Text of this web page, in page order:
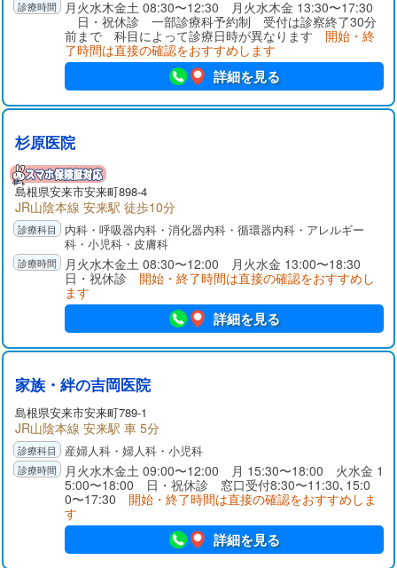
月火水木金土 08:30〜12:30 月火水木金 13:30〜17:30
日・祝休診 一部診療科予約制 受付は診察終了30分
前まで 科目によって診療日時が異なります 開始・終
了時間は直接の確認をおすすめします
詳細を見る
杉原医院
島根県安来市安来町898-4
JR山陰本線 安来駅 徒歩10分
内科・呼吸器内科・消化器内科・循環器内科・アレルギー
科・小児科・皮膚科
月火水木金土 08:30〜12:00 月火水金 13:00〜18:30
日・祝休診 開始・終了時間は直接の確認をおすすめし
ます
詳細を見る
家族・絆の吉岡医院
島根県安来市安来町789-1
JR山陰本線 安来駅 車 5分
産婦人科・婦人科・小児科
月火水木金土 09:00〜12:00 月 15:30〜18:00 火水金 1
5:00〜18:00 日・祝休診 窓口受付8:30〜11:30､15:0
0〜17:30 開始・終了時間は直接の確認をおすすめしま
す
詳細を見る